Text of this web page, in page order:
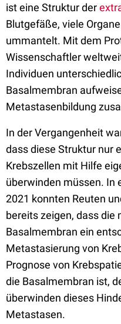
ist eine Struktur der
Blutgefäße, viele
ummantelt. Mit dem
Wissenschaftler
Individuen
Basalmembran
Metastasenbildung
In der Vergangenheit
dass diese Struktur nur
Krebszellen mit Hilfe
überwinden müssen. In
2021 konnten Reuten
bereits zeigen, dass die
Basalmembran ein
Metastasierung von
Prognose von
die Basalmembran ist,
überwinden dieses
Metastasen.